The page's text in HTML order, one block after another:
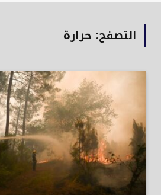
التصفح: حرارة